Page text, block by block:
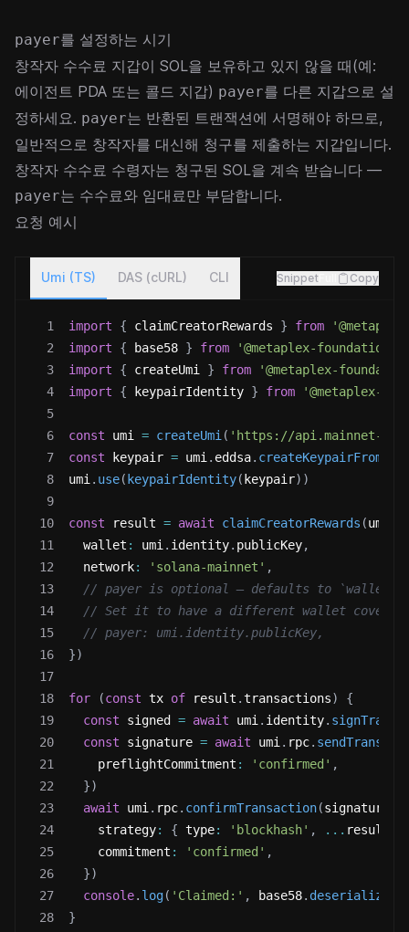
payer를 설정하는 시기
창작자 수수료 지갑이 SOL을 보유하고 있지 않을 때(예:
에이전트 PDA 또는 콜드 지갑) payer를 다른 지갑으로 설
정하세요. payer는 반환된 트랜잭션에 서명해야 하므로,
일반적으로 창작자를 대신해 청구를 제출하는 지갑입니다.
창작자 수수료 수령자는 청구된 SOL을 계속 받습니다 —
payer는 수수료와 임대료만 부담합니다.
요청 예시
Umi (TS) DAS (cURL) CLI Snippet Copy
1 import { claimCreatorRewards } from
2
import { base58 } from
'@metaplex-
3
import { createUmi } from
'@metaplex-
4
import { keypairIdentity } from
'@metaplex-
5
6
const umi = createUmi ( 'https://api.mainnet-
7
const keypair = umi . eddsa.
8
umi . use( keypairIdentity( keypair) )
9
10
const result = await claimCreatorRewards (umi
11
  wallet
: umi . identity. publicKey,
12
  network
: 'solana-mainnet' ,
13
// payer is optional — defaults to `wallet`
14
// Set it to have a different wallet cover
15
// payer: umi.identity.publicKey,
16
})
17
18
for (const tx of result .transactions)
{
19
const signed = await umi . identity.
20
const signature = await umi . rpc.
21
    preflightCommitment
: 'confirmed' ,
22
})
23
await umi . rpc. confirmTransaction(signature
24
    strategy
: { type: 'blockhash' , ... result
25
    commitment
: 'confirmed' ,
26
})
27
console. log( 'Claimed:' , base58. deserialize
28
}